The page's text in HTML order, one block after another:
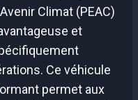
Climat (PEAC)
et
Ce véhicule
permet aux